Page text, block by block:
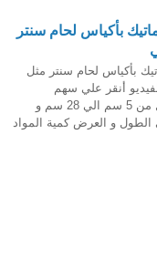
بأكياس لحام سنتر
بأكياس لحام سنتر مثل
الفيديو أنقر علي سهم
التشغيل المواصفات حجم الكيس الطول من 5 سم الي 28 سم و
في الطول و العرض كمية المواد